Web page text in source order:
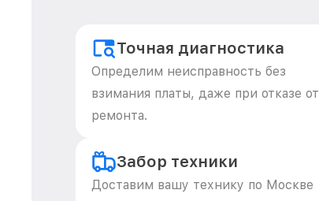
Точная диагностика
Определим неисправность без
взимания платы, даже при отказе от
ремонта.
Забор техники
Доставим вашу технику по Москве